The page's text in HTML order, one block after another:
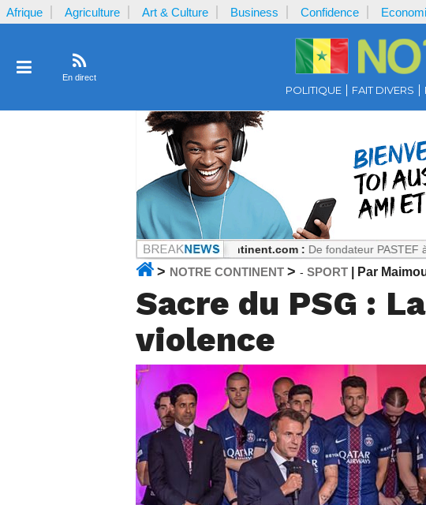
Afrique Agriculture Art & Culture Business Confidence
En direct
POLITIQUE FAIT DIVERS
Notrecontinent.com : De fondateur PASTEF à allié
> NOTRE CONTINENT > - SPORT | Par
Sacre du PSG :
violence